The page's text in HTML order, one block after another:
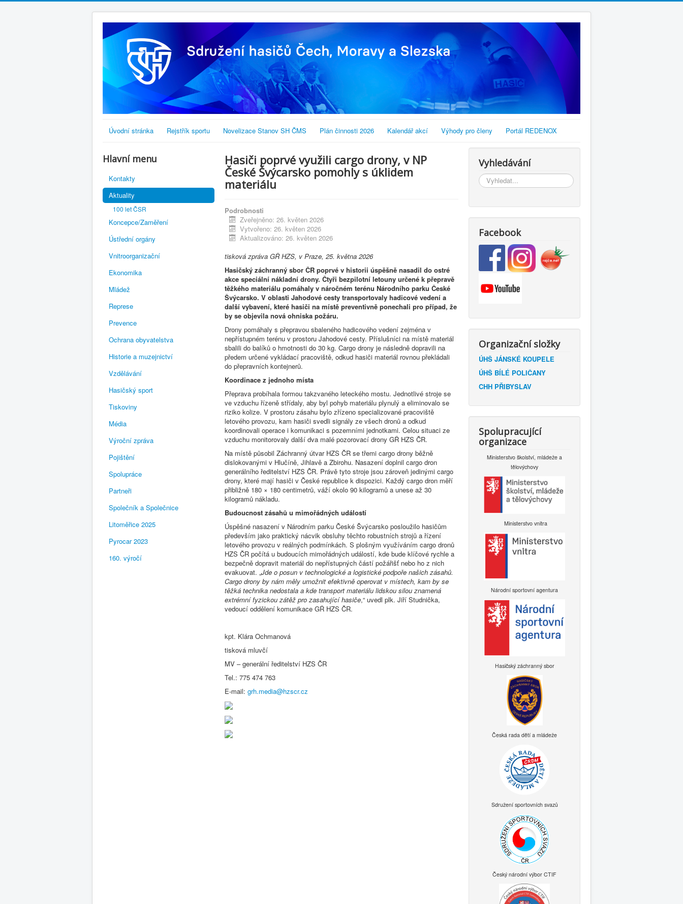
Úvodní stránka Rejstřík sportu Novelizace Stanov SH ČMS Plán činnosti 2026 Kalendář akcí Výhody pro členy Portál REDENOX
Hlavní menu
Kontakty
Aktuality
100 let ČSR
Koncepce/Zaměření
Ústřední orgány
Vnitroorganizační
Ekonomika
Mládež
Represe
Prevence
Ochrana obyvatelstva
Historie a muzejnictví
Vzdělávání
Hasičský sport
Tiskoviny
Média
Výroční zpráva
Pojištění
Spolupráce
Partneři
Společník a Společnice
Litoměřice 2025
Pyrocar 2023
160. výročí
Hasiči poprvé využili cargo drony, v NP
České Švýcarsko pomohly s úklidem
materiálu
Podrobnosti
Zveřejněno: 26. květen 2026
Vytvořeno: 26. květen 2026
Aktualizováno: 26. květen 2026
tisková zpráva GŘ HZS, v Praze, 25. května 2026
Hasičský záchranný sbor ČR poprvé v historii úspěšně nasadil do ostré
akce speciální nákladní drony. Čtyři bezpilotní letouny určené k přepravě
těžkého materiálu pomáhaly v náročném terénu Národního parku České
Švýcarsko. V oblasti Jahodové cesty transportovaly hadicové vedení a
další vybavení, které hasiči na místě preventivně ponechali pro případ, že
by se objevila nová ohniska požáru.
Drony pomáhaly s přepravou sbaleného hadicového vedení zejména v
nepřístupném terénu v prostoru Jahodové cesty. Příslušníci na místě materiál
sbalili do balíků o hmotnosti do 30 kg. Cargo drony je následně dopravili na
předem určené vykládací pracoviště, odkud hasiči materiál rovnou překládali
do přepravních kontejnerů.
Koordinace z jednoho místa
Přeprava probíhala formou takzvaného leteckého mostu. Jednotlivé stroje se
ve vzduchu řízeně střídaly, aby byl pohyb materiálu plynulý a eliminovalo se
riziko kolize. V prostoru zásahu bylo zřízeno specializované pracoviště
letového provozu, kam hasiči svedli signály ze všech dronů a odkud
koordinovali operace i komunikaci s pozemními jednotkami. Celou situaci ze
vzduchu monitorovaly další dva malé pozorovací drony GŘ HZS ČR.
Na místě působil Záchranný útvar HZS ČR se třemi cargo drony běžně
dislokovanými v Hlučíně, Jihlavě a Zbirohu. Nasazení doplnil cargo dron
generálního ředitelství HZS ČR. Právě tyto stroje jsou zároveň jedinými cargo
drony, které mají hasiči v České republice k dispozici. Každý cargo dron měří
přibližně 180 × 180 centimetrů, váží okolo 90 kilogramů a unese až 30
kilogramů nákladu.
Budoucnost zásahů u mimořádných událostí
Úspěšné nasazení v Národním parku České Švýcarsko posloužilo hasičům
především jako praktický nácvik obsluhy těchto robustních strojů a řízení
letového provozu v reálných podmínkách. S plošným využíváním cargo dronů
HZS ČR počítá u budoucích mimořádných událostí, kde bude klíčové rychle a
bezpečně dopravit materiál do nepřístupných částí požářišť nebo ho z nich
evakuovat. „Jde o posun v technologické a logistické podpoře našich zásahů.
Cargo drony by nám měly umožnit efektivně operovat v místech, kam by se
těžká technika nedostala a kde transport materiálu lidskou silou znamená
extrémní fyzickou zátěž pro zasahující hasiče,“ uvedl plk. Jiří Studnička,
vedoucí oddělení komunikace GŘ HZS ČR.
kpt. Klára Ochmanová
tisková mluvčí
MV – generální ředitelství HZS ČR
Tel.: 775 474 763
E-mail: grh.media@hzscr.cz
Vyhledávání
Vyhledávání...
Facebook
Organizační složky
ÚHŠ JÁNSKÉ KOUPELE
ÚHŠ BÍLÉ POLIČANY
CHH PŘIBYSLAV
Spolupracující
organizace
Ministerstvo školství, mládeže a
tělovýchovy
Ministerstvo vnitra
Národní sportovní agentura
Hasičský záchranný sbor
Česká rada dětí a mládeže
Sdružení sportovních svazů
Český národní výbor CTIF